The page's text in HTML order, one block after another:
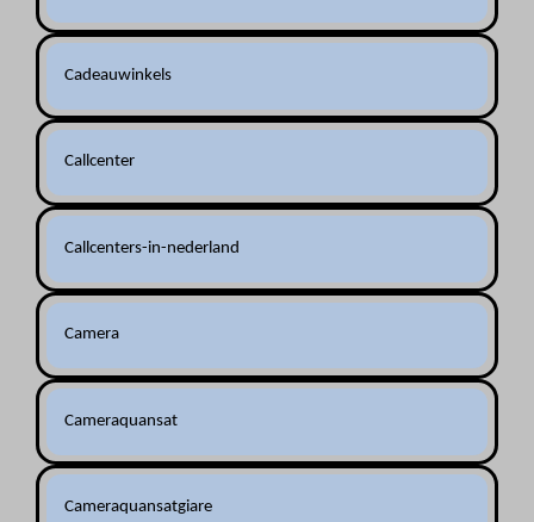
Cadeauwinkels
Callcenter
Callcenters-in-nederland
Camera
Cameraquansat
Cameraquansatgiare